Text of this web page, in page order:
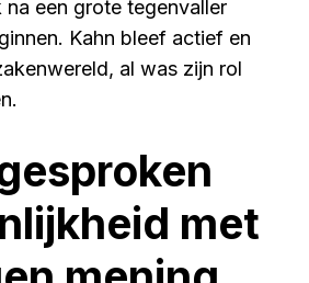
na een grote tegenvaller
Kahn bleef actief en
al was zijn rol
met